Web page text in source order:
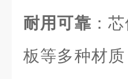
耐用可靠 ：
板等多种材